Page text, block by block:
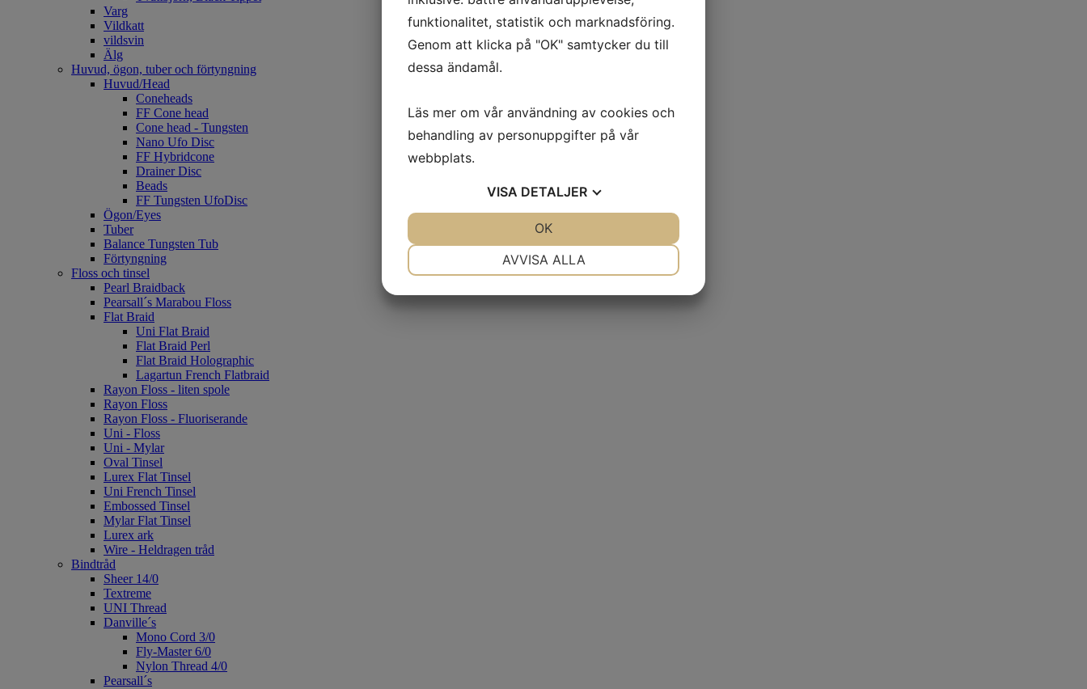
Varg
Vildkatt
vildsvin
Älg
Huvud, ögon, tuber och förtyngning
Huvud/Head
Coneheads
FF Cone head
Cone head - Tungsten
Nano Ufo Disc
FF Hybridcone
Drainer Disc
Beads
FF Tungsten UfoDisc
Ögon/Eyes
Tuber
Balance Tungsten Tub
Förtyngning
Floss och tinsel
Pearl Braidback
Pearsall´s Marabou Floss
Flat Braid
Uni Flat Braid
Flat Braid Perl
Flat Braid Holographic
Lagartun French Flatbraid
Rayon Floss - liten spole
Rayon Floss
Rayon Floss - Fluoriserande
Uni - Floss
Uni - Mylar
Oval Tinsel
Lurex Flat Tinsel
Uni French Tinsel
Embossed Tinsel
Mylar Flat Tinsel
Lurex ark
Wire - Heldragen tråd
Bindtråd
Sheer 14/0
Textreme
UNI Thread
Danville´s
Mono Cord 3/0
Fly-Master 6/0
Nylon Thread 4/0
Pearsall´s
funktionalitet, statistik och marknadsföring.
Genom att klicka på "OK" samtycker du till
dessa ändamål.
Läs mer om vår användning av cookies och
behandling av personuppgifter på vår
webbplats.
VISA DETALJER
AVVISA ALLA
OK